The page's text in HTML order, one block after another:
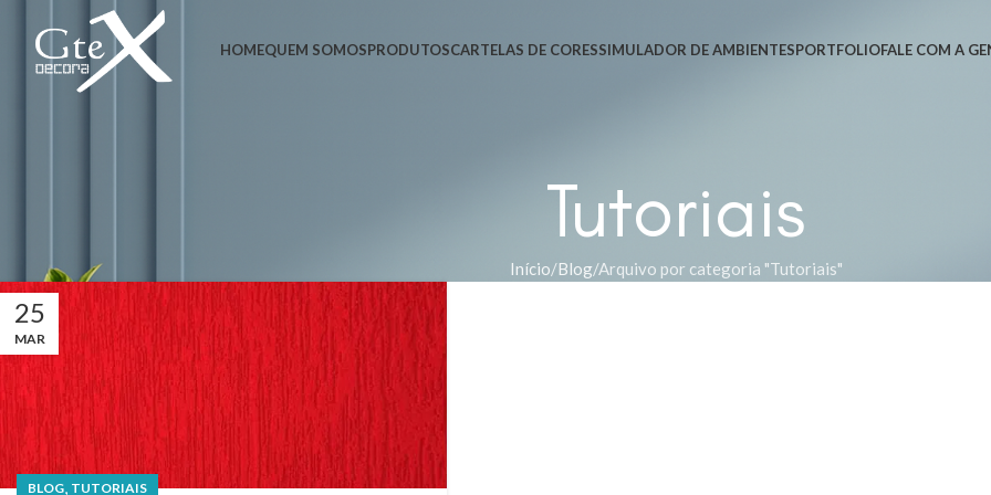
HOMEQUEM SOMOSPRODUTOSCARTELAS DE CORESSIMULADOR DE AMBIENTESPORTFOLIOFALE COM A
Tutoriais
Início Blog Arquivo por categoria "Tutoriais"
25
MAR
BLOG, TUTORIAIS